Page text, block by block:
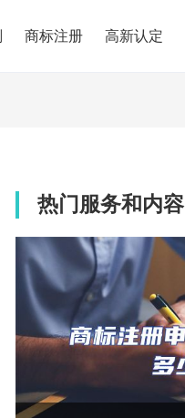
商标注册 高新认定
热门服务和内容